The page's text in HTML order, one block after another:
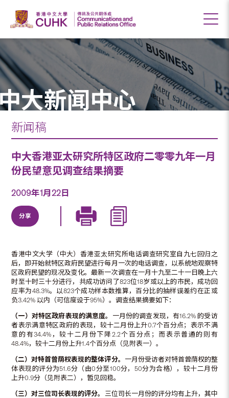
大新闻中心
新闻稿
中大香港亚太研究所特区政府二零零九年一月
份民望意见调查结果摘要
2009年1月22日
分享
香港中文大学（中大）香港亚太研究所电话调查研究室自九七回归之
后，即开始就特区政府民望进行每月一次的电话调查，以系统地观察特
区政府民望的现况及变化。最新一次调查在一月十九至二十一日晚上六
时至十时三十分进行，共成功访问了823位18岁或以上的市民，成功回
应率为48.3%。以823个成功样本数推算，百分比的抽样误差约在正或
负3.42% 以内（可信度设于95%）。调查结果摘要如下：
（一）对特区政府表现的满意度。 一月份的调查发现，有16.2% 的受访
者表示满意特区政府的表现，较十二月份上升0.7个百分点；表示不满
意的有34.4%，较十二月份下降2.2个百分点；而表示普通的则有
48.4%，较十二月份上升1.4个百分点（见附表一）。
（二）对特首曾荫权表现的整体评分。 一月份受访者对特首曾荫权的整
体表现的评分为51.6分（由0分至100分，50分为合格），较十二月份
上升0.9分（见附表二），暂见回稳。
（三）对三位司长表现的评分。 三位司长一月份的评分均有上升，其中